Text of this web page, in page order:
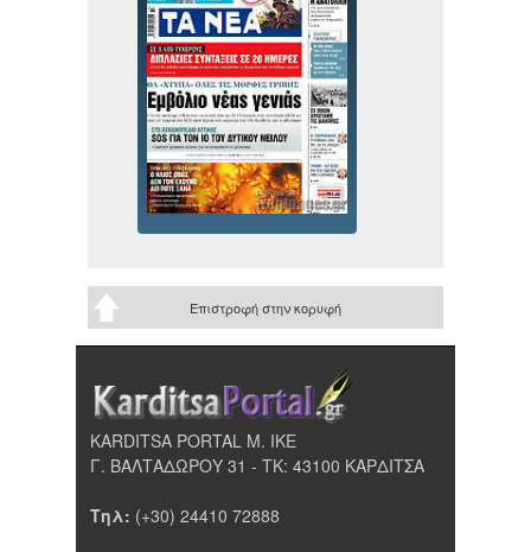
Επιστροφή στην κορυφή
KARDITSA PORTAL Μ. ΙΚΕ
Γ. ΒΑΛΤΑΔΩΡΟΥ 31 - ΤΚ: 43100 ΚΑΡΔΙΤΣΑ
Τηλ: (+30) 24410 72888